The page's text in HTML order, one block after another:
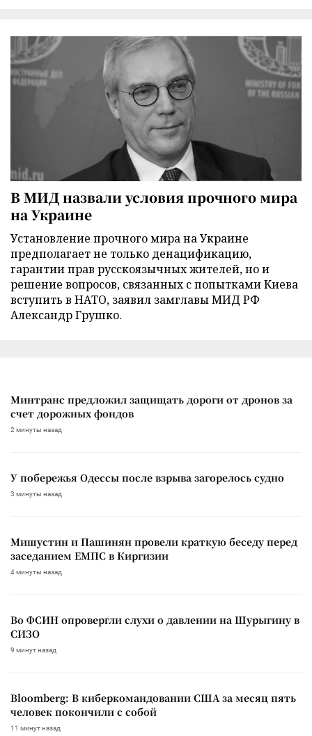
В МИД назвали условия прочного мира
на Украине
Установление прочного мира на Украине
предполагает не только денацификацию,
гарантии прав русскоязычных жителей, но и
решение вопросов, связанных с попытками Киева
вступить в НАТО, заявил замглавы МИД РФ
Александр Грушко.
Минтранс предложил защищать дороги от дронов за
счет дорожных фондов
2 минуты назад
У побережья Одессы после взрыва загорелось судно
3 минуты назад
Мишустин и Пашинян провели краткую беседу перед
заседанием ЕМПС в Киргизии
4 минуты назад
Во ФСИН опровергли слухи о давлении на Шурыгину в
СИЗО
9 минут назад
Bloomberg: В киберкомандовании США за месяц пять
человек покончили с собой
11 минут назад